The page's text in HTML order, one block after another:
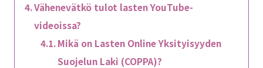
Vähenevätkö tulot lasten YouTube-
videoissa?
Mikä on Lasten Online Yksityisyyden
Suojelun Laki (COPPA)?